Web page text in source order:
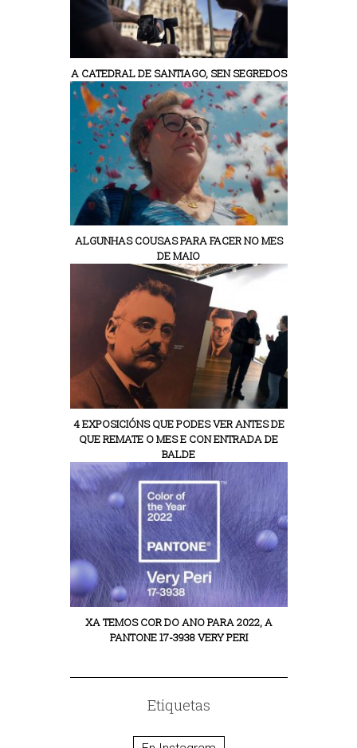
A CATEDRAL DE SANTIAGO, SEN SEGREDOS
ALGUNHAS COUSAS PARA FACER NO MES
DE MAIO
4 EXPOSICIÓNS QUE PODES VER ANTES DE
QUE REMATE O MES E CON ENTRADA DE
BALDE
XA TEMOS COR DO ANO PARA 2022, A
PANTONE 17-3938 VERY PERI
Etiquetas